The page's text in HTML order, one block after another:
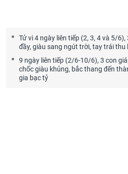
Tử vi 4 ngày liên tiếp (2, 3, 4 và 5/
đầy, giàu sang ngút trời, tay trái thu
9 ngày liên tiếp (2/6-10/6), 3 con
chốc giàu khủng, bắc thang đến
gia bạc tỷ